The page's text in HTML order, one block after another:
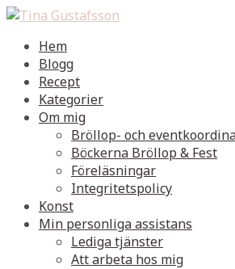
Hem
Blogg
Recept
Kategorier
Om mig
Bröllop- och
Böckerna Bröllop & Fest
Föreläsningar
Integritetspolicy
Konst
Min personliga assistans
Lediga tjänster
Att arbeta hos mig